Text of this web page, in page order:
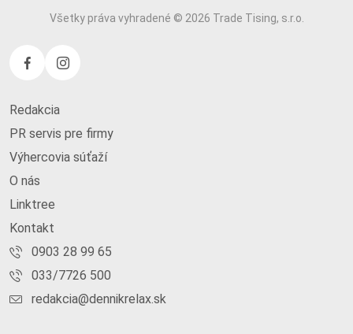
Všetky práva vyhradené © 2026 Trade Tising, s.r.o.
Redakcia
PR servis pre firmy
Výhercovia súťaží
O nás
Linktree
Kontakt
0903 28 99 65
033/7726 500
redakcia@dennikrelax.sk